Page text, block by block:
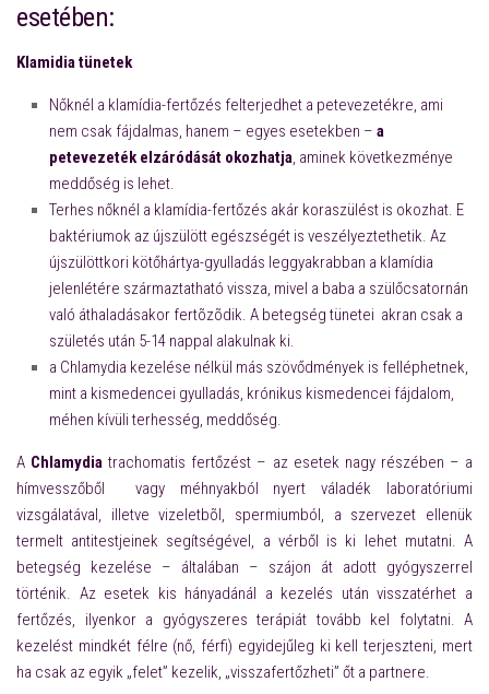
esetében:
Klamidia tünetek
Nőknél a klamídia-fertőzés felterjedhet a petevezetékre, ami
nem csak fájdalmas, hanem – egyes esetekben – a
petevezeték elzáródását okozhatja, aminek következménye
meddőség is lehet.
Terhes nőknél a klamídia-fertőzés akár koraszülést is okozhat. E
baktériumok az újszülött egészségét is veszélyeztethetik. Az
újszülöttkori kötőhártya-gyulladás leggyakrabban a klamídia
jelenlétére származtatható vissza, mivel a baba a szülőcsatornán
való áthaladásakor fertõzõdik. A betegségtünetei akran csak a
születés után 5-14 nappal alakulnak ki.
a Chlamydia kezelése nélkül más szövődmények is felléphetnek,
mint a kismedencei gyulladás, krónikus kismedencei fájdalom,
méhen kívüli terhesség, meddőség.
A Chlamydia trachomatis fertőzést – az esetek nagy részében – a
hímvesszőből vagy méhnyakból nyert váladék laboratóriumi
vizsgálatával, illetve vizeletbõl, spermiumból, a szervezet ellenük
termelt antitestjeinek segítségével, a vérből is ki lehet mutatni. A
betegség kezelése – általában – szájon át adott gyógyszerrel
történik. Az esetek kis hányadánál a kezelés után visszatérhet a
fertőzés, ilyenkor a gyógyszeres terápiát tovább kel folytatni. A
kezelést mindkét félre (nő, férfi) egyidejűleg ki kell terjeszteni, mert
ha csak az egyik „felet” kezelik, „visszafertőzheti” őt a partnere.